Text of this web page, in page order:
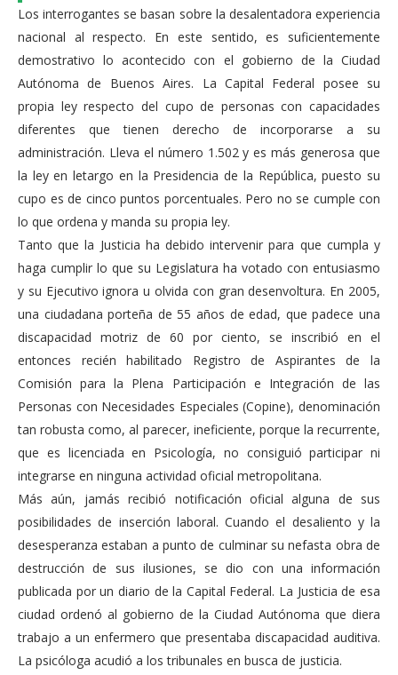
Los interrogantes se basan sobre la desalentadora experiencia
nacional al respecto. En este sentido, es suficientemente
demostrativo lo acontecido con el gobierno de la Ciudad
Autónoma de Buenos Aires. La Capital Federal posee su
propia ley respecto del cupo de personas con capacidades
diferentes que tienen derecho de incorporarse a su
administración. Lleva el número 1.502 y es más generosa que
la ley en letargo en la Presidencia de la República, puesto su
cupo es de cinco puntos porcentuales. Pero no se cumple con
lo que ordena y manda su propia ley.
Tanto que la Justicia ha debido intervenir para que cumpla y
haga cumplir lo que su Legislatura ha votado con entusiasmo
y su Ejecutivo ignora u olvida con gran desenvoltura. En 2005,
una ciudadana porteña de 55 años de edad, que padece una
discapacidad motriz de 60 por ciento, se inscribió en el
entonces recién habilitado Registro de Aspirantes de la
Comisión para la Plena Participación e Integración de las
Personas con Necesidades Especiales (Copine), denominación
tan robusta como, al parecer, ineficiente, porque la recurrente,
que es licenciada en Psicología, no consiguió participar ni
integrarse en ninguna actividad oficial metropolitana.
Más aún, jamás recibió notificación oficial alguna de sus
posibilidades de inserción laboral. Cuando el desaliento y la
desesperanza estaban a punto de culminar su nefasta obra de
destrucción de sus ilusiones, se dio con una información
publicada por un diario de la Capital Federal. La Justicia de esa
ciudad ordenó al gobierno de la Ciudad Autónoma que diera
trabajo a un enfermero que presentaba discapacidad auditiva.
La psicóloga acudió a los tribunales en busca de justicia.